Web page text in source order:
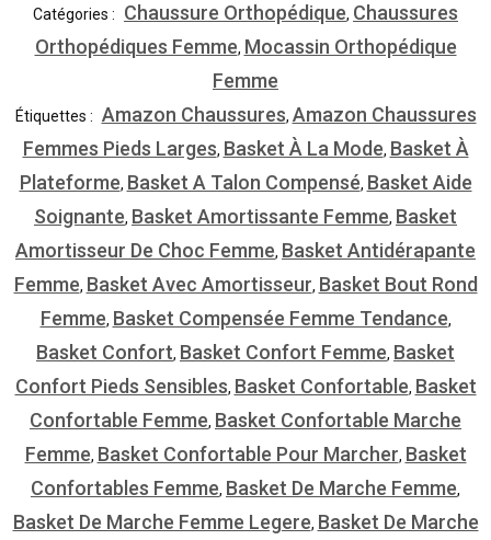
Catégories :
Chaussure Orthopédique, Chaussures
Orthopédiques Femme, Mocassin Orthopédique
Femme
Étiquettes : Amazon Chaussures, Amazon Chaussures
Femmes Pieds Larges, Basket À La Mode, Basket À
Plateforme, Basket A Talon Compensé, Basket Aide
Soignante, Basket Amortissante Femme, Basket
Amortisseur De Choc Femme, Basket Antidérapante
Femme, Basket Avec Amortisseur, Basket Bout Rond
Femme, Basket Compensée Femme Tendance,
Basket Confort, Basket Confort Femme, Basket
Confort Pieds Sensibles, Basket Confortable, Basket
Confortable Femme, Basket Confortable Marche
Femme, Basket Confortable Pour Marcher, Basket
Confortables Femme, Basket De Marche Femme,
Basket De Marche Femme Legere, Basket De Marche